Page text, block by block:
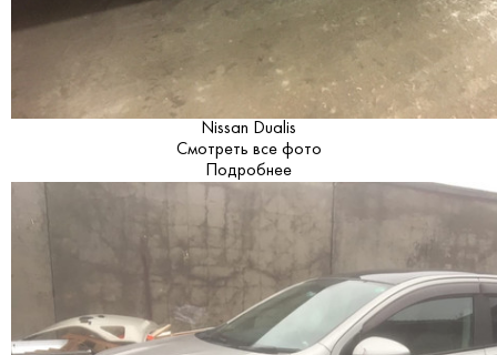
Nissan Dualis
Смотреть все фото
Подробнее